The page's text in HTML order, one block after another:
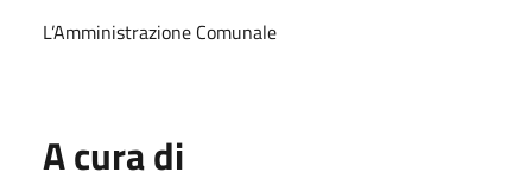
L’Amministrazione Comunale
A cura di